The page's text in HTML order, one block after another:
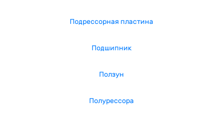
Подрессорная пластина
Подшипник
Ползун
Полурессора